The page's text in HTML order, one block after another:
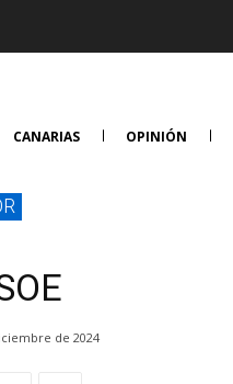
CANARIAS OPINIÓN
de 2024